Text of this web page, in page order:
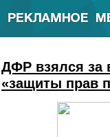
ДФР взялся за
«защиты прав